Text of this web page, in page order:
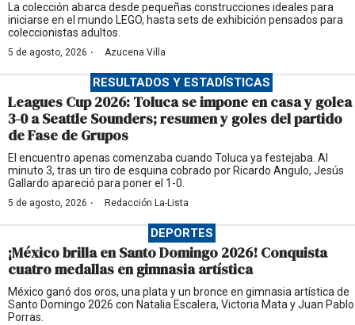
La colección abarca desde pequeñas construcciones ideales para
iniciarse en el mundo LEGO, hasta sets de exhibición pensados para
coleccionistas adultos.
5 de agosto, 2026 · Azucena Villa
RESULTADOS Y ESTADÍSTICAS
Leagues Cup 2026: Toluca se impone en casa y golea
3-0 a Seattle Sounders; resumen y goles del partido
de Fase de Grupos
El encuentro apenas comenzaba cuando Toluca ya festejaba. Al
minuto 3, tras un tiro de esquina cobrado por Ricardo Angulo, Jesús
Gallardo apareció para poner el 1-0.
5 de agosto, 2026 · Redacción La-Lista
DEPORTES
¡México brilla en Santo Domingo 2026! Conquista
cuatro medallas en gimnasia artística
México ganó dos oros, una plata y un bronce en gimnasia artística de
Santo Domingo 2026 con Natalia Escalera, Victoria Mata y Juan Pablo
Porras.